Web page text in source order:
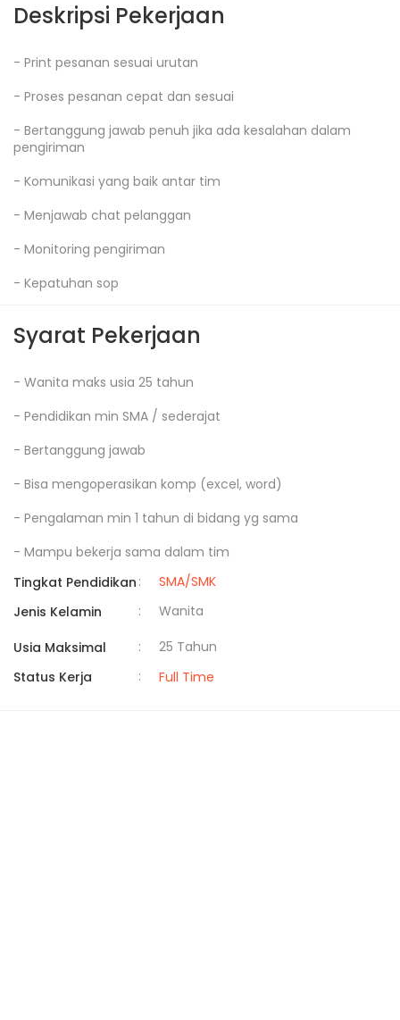
Deskripsi Pekerjaan
- Print pesanan sesuai urutan
- Proses pesanan cepat dan sesuai
- Bertanggung jawab penuh jika ada kesalahan dalam
pengiriman
- Komunikasi yang baik antar tim
- Menjawab chat pelanggan
- Monitoring pengiriman
- Kepatuhan sop
Syarat Pekerjaan
- Wanita maks usia 25 tahun
- Pendidikan min SMA / sederajat
- Bertanggung jawab
- Bisa mengoperasikan komp (excel, word)
- Pengalaman min 1 tahun di bidang yg sama
- Mampu bekerja sama dalam tim
Tingkat Pendidikan :
SMA/SMK
Jenis Kelamin
: Wanita
Usia Maksimal :
25 Tahun
Status Kerja
: Full Time